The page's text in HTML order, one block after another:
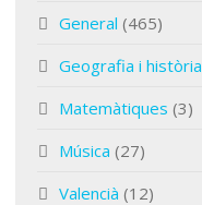
General (465)
Geografia i història
Matemàtiques (3)
Música (27)
Valencià (12)